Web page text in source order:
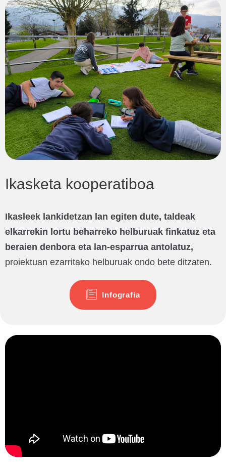
Ikasketa kooperatiboa
Ikasleek lankidetzan lan egiten dute, taldeak
elkarrekin lortu beharreko helburuak finkatuz eta
beraien denbora eta lan-esparrua antolatuz,
proiektuan ezarritako helburuak ondo bete ditzaten.
Infografia